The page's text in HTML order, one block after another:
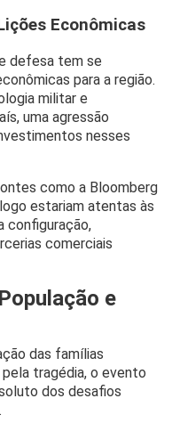
Econômicas
defesa tem se
para a região.
militar e
uma agressão
nesses
como a Bloomberg
estariam atentas às
configuração,
comerciais
e
das famílias
tragédia, o evento
dos desafios